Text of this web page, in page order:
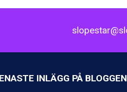
INLÄGG PÅ BLOGGEN